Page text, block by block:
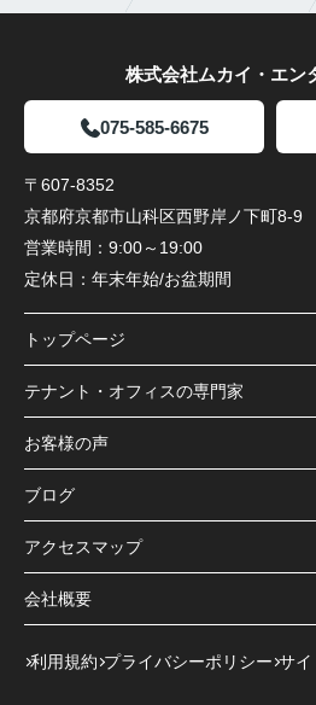
株式会社ムカイ・エン
075-585-6675
〒607-8352
京都府京都市山科区西野岸ノ下町8-9
営業時間： 9:00～19:00
定休日： 年末年始/お盆期間
トップページ
テナント・オフィスの専門家
お客様の声
ブログ
アクセスマップ
会社概要
利用規約 プライバシーポリシー サイ